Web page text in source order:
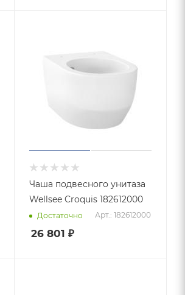
Чаша подвесного унитаза
Wellsee Croquis 182612000
Достаточно Арт.: 182612000
26 801 ₽